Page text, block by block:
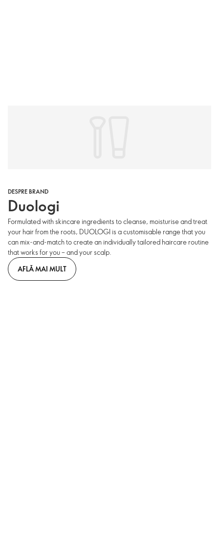
DESPRE BRAND
Duologi
Formulated with skincare ingredients to cleanse, moisturise and treat
your hair from the roots, DUOLOGI is a customisable range that you
can mix-and-match to create an individually tailored haircare routine
that works for you – and your scalp.
AFLĂ MAI MULT